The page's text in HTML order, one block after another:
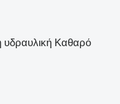
υδραυλική Καθαρό